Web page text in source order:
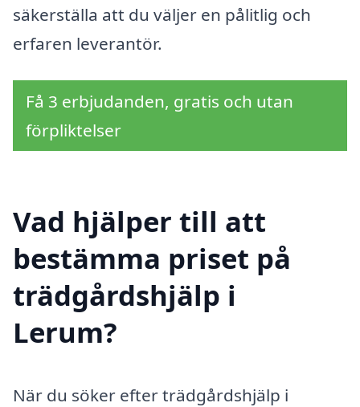
säkerställa att du väljer en pålitlig och
erfaren leverantör.
Få 3 erbjudanden, gratis och utan
förpliktelser
Vad hjälper till att
bestämma priset på
trädgårdshjälp i
Lerum?
När du söker efter trädgårdshjälp i